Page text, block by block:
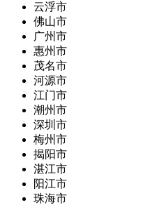
云浮市
佛山市
广州市
惠州市
茂名市
河源市
江门市
潮州市
深圳市
梅州市
揭阳市
湛江市
阳江市
珠海市